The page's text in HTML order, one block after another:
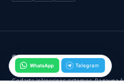
© 2026 Gedarta.lt